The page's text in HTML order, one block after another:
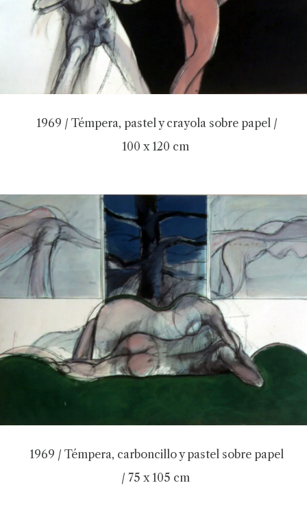
1969 / Témpera, pastel y crayola sobre papel /
100 x 120 cm
1969 / Témpera, carboncillo y pastel sobre papel
/ 75 x 105 cm